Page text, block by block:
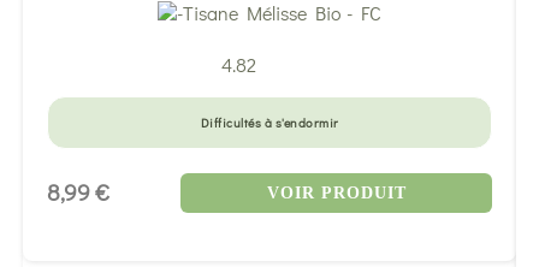
4.82
Difficultés à s'endormir
8,99 € VOIR PRODUIT